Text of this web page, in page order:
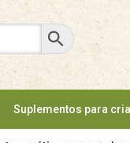
Suplementos para